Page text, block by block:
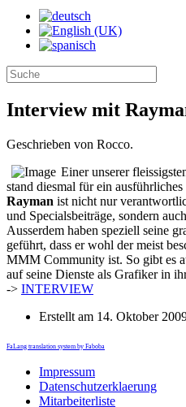
Interview mit
Geschrieben von Rocco.
Einer unserer
stand diesmal für ein
Rayman ist nicht nur
und Specialsbeiträge, sondern
Ausserdem haben speziell seine
geführt, dass er wohl der meist
MMM Community ist. So gibt es
auf seine Dienste als Grafiker in
-> INTERVIEW
Erstellt am 14. Oktober
FaLang translation system by Faboba
Impressum
Datenschutzerklaerung
Mitarbeiterliste